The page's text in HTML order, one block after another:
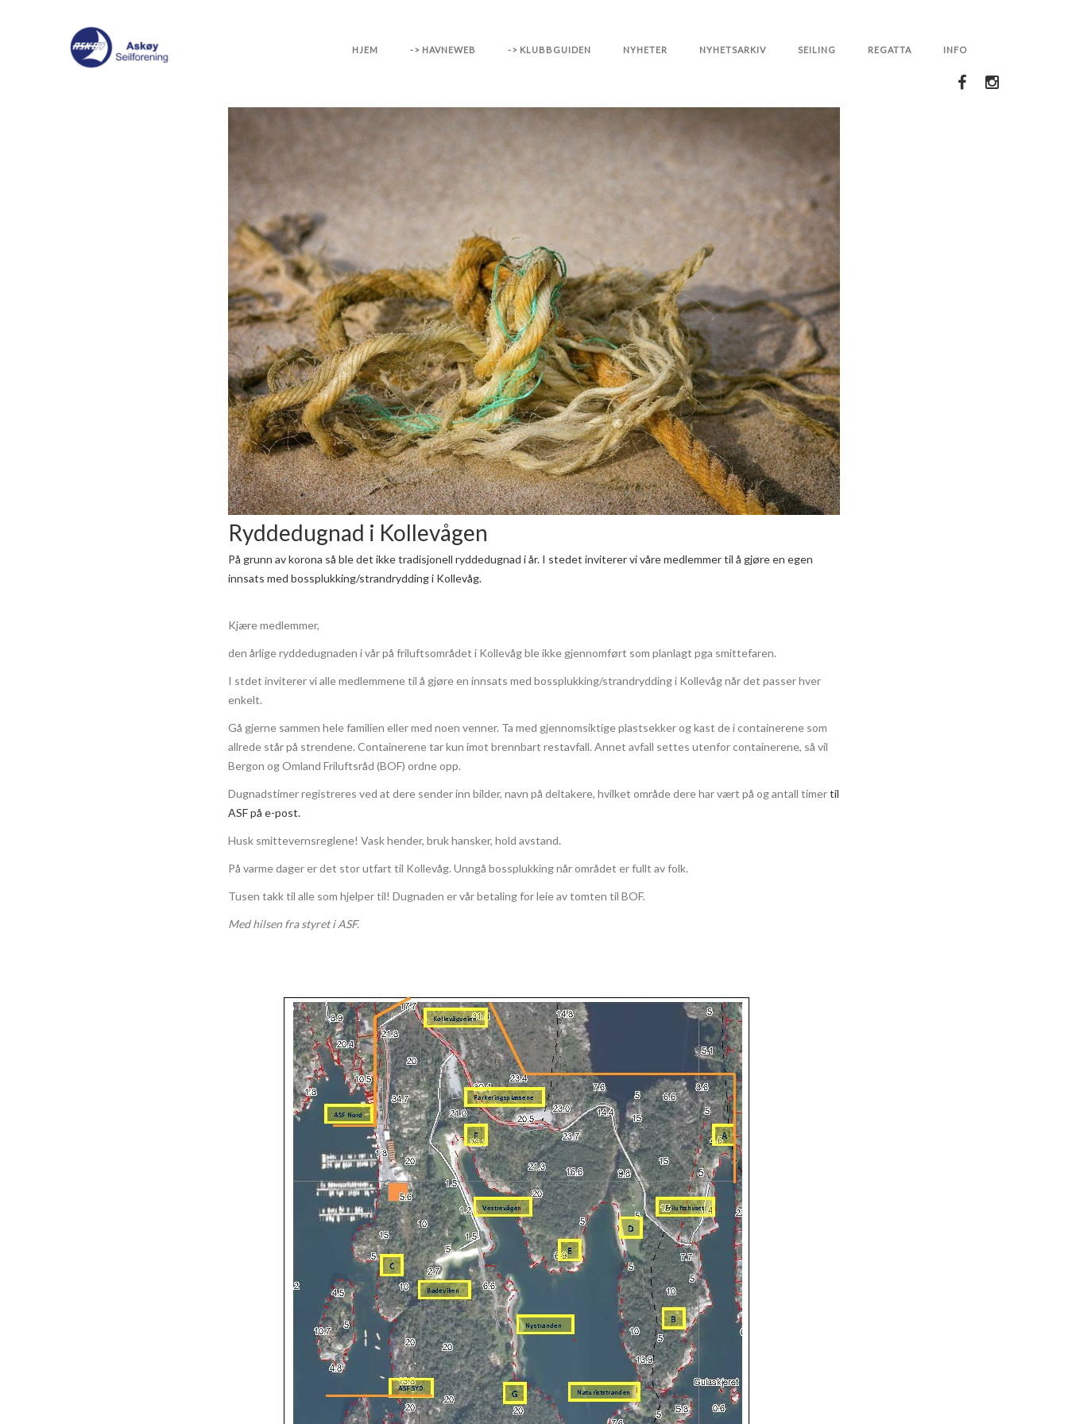
HJEM -> HAVNEWEB -> KLUBBGUIDEN NYHETER NYHETSARKIV SEILING REGATTA INFO
Ryddedugnad i Kollevågen
På grunn av korona så ble det ikke tradisjonell ryddedugnad i år. I stedet inviterer vi våre medlemmer til å gjøre en egen
innsats med bossplukking/strandrydding i Kollevåg.
Kjære medlemmer,
den årlige ryddedugnaden i vår på friluftsområdet i Kollevåg ble ikke gjennomført som planlagt pga smittefaren.
I stdet inviterer vi alle medlemmene til å gjøre en innsats med bossplukking/strandrydding i Kollevåg når det passer hver
enkelt.
Gå gjerne sammen hele familien eller med noen venner. Ta med gjennomsiktige plastsekker og kast de i containerene som
allrede står på strendene. Containerene tar kun imot brennbart restavfall. Annet avfall settes utenfor containerene, så vil
Bergon og Omland Friluftsråd (BOF) ordne opp.
Dugnadstimer registreres ved at dere sender inn bilder, navn på deltakere, hvilket område dere har vært på og antall timertil
ASF på e-post.
Husk smittevernsreglene! Vask hender, bruk hansker, hold avstand.
På varme dager er det stor utfart til Kollevåg. Unngå bossplukking når området er fullt av folk.
Tusen takk til alle som hjelper til! Dugnaden er vår betaling for leie av tomten til BOF.
Med hilsen fra styret i ASF.